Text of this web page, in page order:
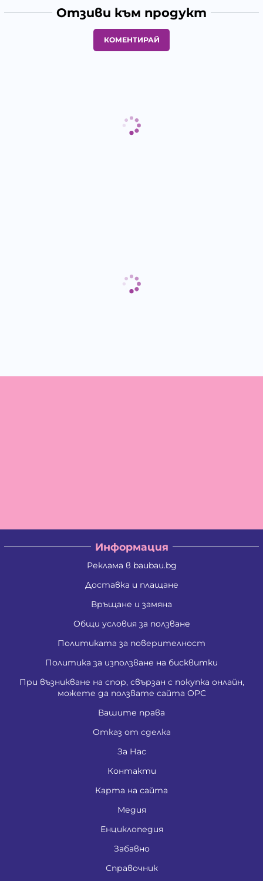
Отзиви към продукт
КОМЕНТИРАЙ
Информация
Реклама в baubau.bg
Доставка и плащане
Връщане и замяна
Общи условия за ползване
Политиката за поверителност
Политика за използване на бисквитки
При възникване на спор, свързан с покупка онлайн,
можете да ползвате сайта ОРС
Вашите права
Отказ от сделка
За Нас
Контакти
Карта на сайта
Медия
Енциклопедия
Забавно
Справочник